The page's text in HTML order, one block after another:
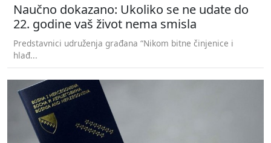
Naučno dokazano: Ukoliko se ne udate do
22. godine vaš život nema smisla
Predstavnici udruženja građana “Nikom bitne činjenice i
hlađ...